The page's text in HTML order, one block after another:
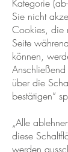
Kategorie
Sie nicht
Cookies, die
Seite
können,
über die
bestätigen“
„Alle
diese
werden